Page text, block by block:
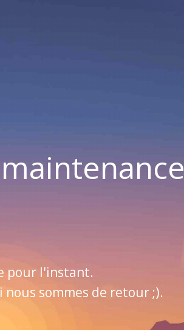
pour l'instant.
sommes de retour ;).